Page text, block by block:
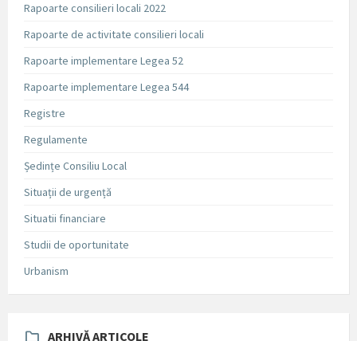
Rapoarte consilieri locali 2022
Rapoarte de activitate consilieri locali
Rapoarte implementare Legea 52
Rapoarte implementare Legea 544
Registre
Regulamente
Ședințe Consiliu Local
Situații de urgență
Situatii financiare
Studii de oportunitate
Urbanism
ARHIVĂ ARTICOLE